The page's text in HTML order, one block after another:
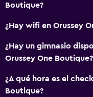
Boutique?
¿Hay wifi en Orussey
¿Hay un gimnasio
Orussey One Boutique?
¿A qué hora es el
Boutique?